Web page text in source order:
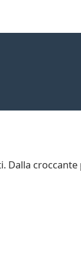
Dalla croccante